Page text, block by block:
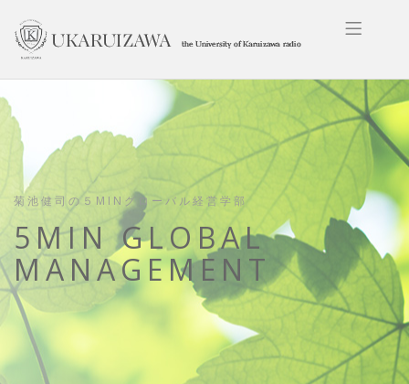
菊池健司の５MINグローバル経営学部
5MIN GLOBAL
MANAGEMENT